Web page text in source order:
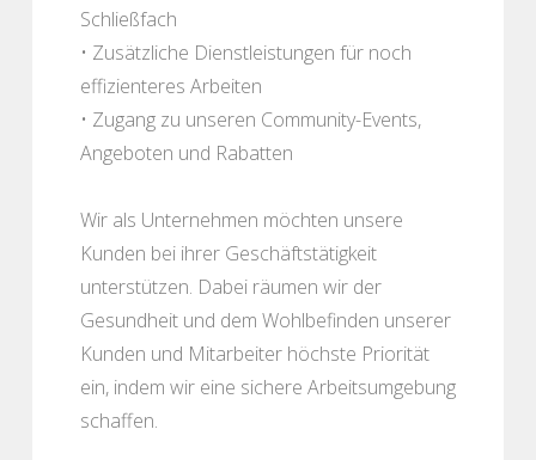
Schließfach
• Zusätzliche Dienstleistungen für noch
effizienteres Arbeiten
• Zugang zu unseren Community-Events,
Angeboten und Rabatten
Wir als Unternehmen möchten unsere
Kunden bei ihrer Geschäftstätigkeit
unterstützen. Dabei räumen wir der
Gesundheit und dem Wohlbefinden unserer
Kunden und Mitarbeiter höchste Priorität
ein, indem wir eine sichere Arbeitsumgebung
schaffen.